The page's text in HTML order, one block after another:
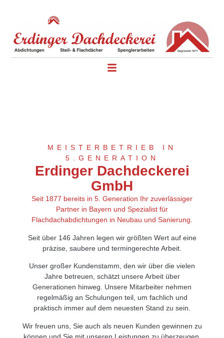
MEISTERBETRIEB IN
5.GENERATION
Erdinger Dachdeckerei
GmbH
Seit 1877 bereits in 5. Generation Ihr zuverlässiger
Partner in Bayern und Spezialist für
Flachdachabdichtungen in Neubau und Sanierung.
Seit über 146 Jahren legen wir größten Wert auf eine
präzise, saubere und termingerechte Arbeit.
Unser großer Kundenstamm, den wir über die vielen
Jahre betreuen, schätzt unsere Arbeit über
Generationen hinweg. Unsere Mitarbeiter nehmen
regelmäßig an Schulungen teil, um fachlich und
praktisch immer auf dem neuesten Stand zu sein.
Wir freuen uns, Sie auch als neuen Kunden gewinnen zu
können und Sie mit unseren Leistungen zu überzeugen.